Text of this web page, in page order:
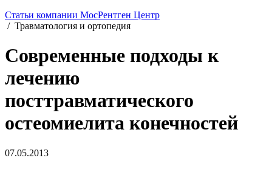
Статьи компании МосРентген Центр
/ Травматология и ортопедия
Современные подходы к
лечению
посттравматического
остеомиелита конечностей
07.05.2013